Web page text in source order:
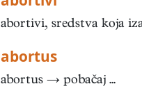
abortivi, sredstva koja
abortus
abortus → pobačaj ...